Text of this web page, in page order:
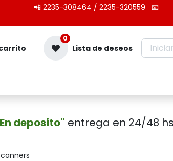
📲 2235-308464 / 2235-320559 📧
0
Lista de deseos
En deposito" entrega en 24/48